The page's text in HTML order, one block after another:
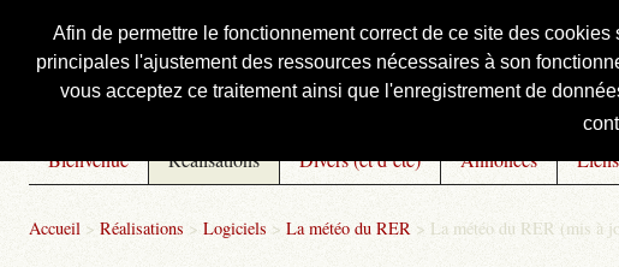
Afin de permettre le fonctionnement correct de ce site des
principales l'ajustement des ressources nécessaires à son
vous acceptez ce traitement ainsi que l'enregistrement de
Courbis, « LE » Blog Officiel
Bienvenue Réalisations Divers (et d’été) Annonces
Accueil > Réalisations > Logiciels > La météo du RER > La météo du RER (mis à